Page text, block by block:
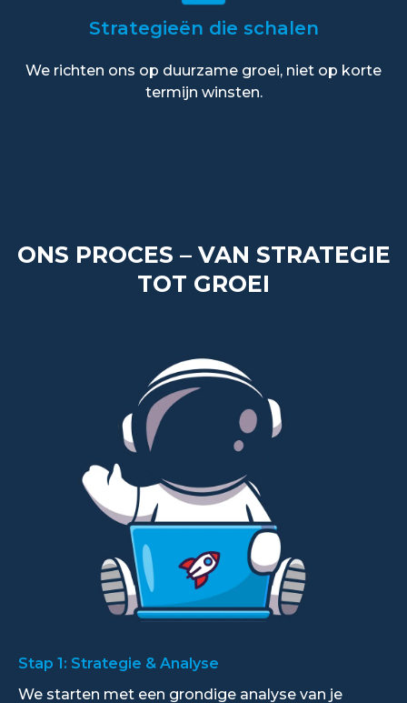
Strategieën die schalen
We richten ons op duurzame groei, niet op korte
termijn winsten.
ONS PROCES – VAN STRATEGIE
TOT GROEI
Stap 1: Strategie & Analyse
We starten met een grondige analyse van je